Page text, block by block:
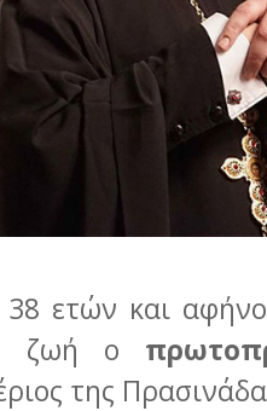
38 ετών και
ζωή ο
της